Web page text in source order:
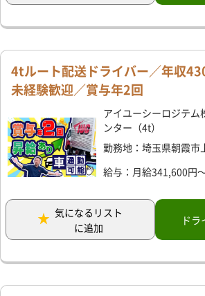
4tルート配送ドライバー／年収
未経験歓迎／賞与年2回
アイユーシーロジテム
ンター（4t）
勤務地：埼玉県朝霞市
給与：月給341,600円
気になるリスト
に追加
ド